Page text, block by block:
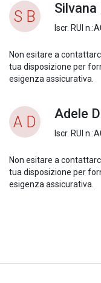
S B Silvana
Iscr. RUI
Non esitare a
tua disposizione per
esigenza assicurativa.
A D Adele
Iscr. RUI
Non esitare a
tua disposizione per
esigenza assicurativa.